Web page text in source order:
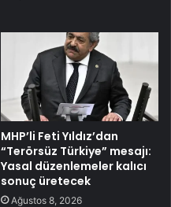
MHP’li Feti Yıldız’dan
“Terörsüz Türkiye” mesajı:
Yasal düzenlemeler kalıcı
sonuç üretecek
Ağustos 8, 2026